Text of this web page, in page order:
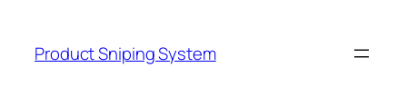
content
Product Sniping System